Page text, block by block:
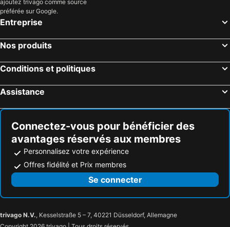
ajoutez trivago comme source
préférée sur Google.
Entreprise
Nos produits
Conditions et politiques
Assistance
Connectez-vous pour bénéficier des
avantages réservés aux membres
Personnalisez votre expérience
Offres fidélité et Prix membres
Se connecter
trivago N.V., Kesselstraße 5 – 7, 40221 Düsseldorf, Allemagne